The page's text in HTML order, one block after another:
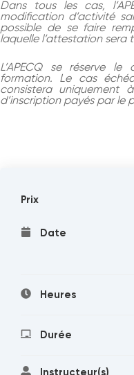
Dans tous les cas,
modification d’activité
possible de se faire
laquelle l’attestation sera
L’APECQ se réserve
formation. Le cas
consistera uniquement
d’inscription payés par le
Prix
Date
Heures
Durée
Instructeur(s)